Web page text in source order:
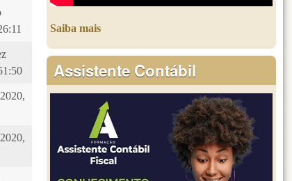
Saiba mais
Assistente Contábil